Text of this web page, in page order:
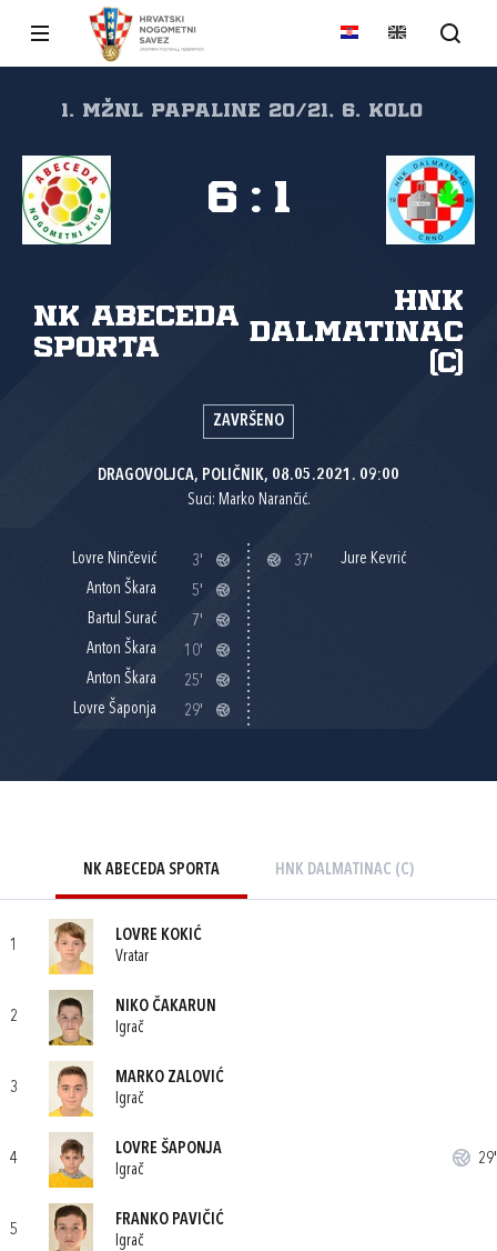
1. MŽNL PAPALINE 20/21, 6. kolo
NK Abeceda
sporta
HNK
Dalmatinac
(C)
6 : 1
ZAVRŠENO
DRAGOVOLJCA, POLIČNIK, 08.05.2021. 09:00
Suci: Marko Narančić.
Lovre Ninčević
3'
Anton Škara
5'
Bartul Surać
7'
Anton Škara
10'
Anton Škara
25'
Lovre Šaponja
29'
37' Jure Kevrić
NK ABECEDA SPORTA HNK DALMATINAC (C)
1
LOVRE KOKIĆ
Vratar
2
NIKO ČAKARUN
Igrač
3
MARKO ZALOVIĆ
Igrač
4
LOVRE ŠAPONJA
Igrač
29'
5
FRANKO PAVIČIĆ
Igrač